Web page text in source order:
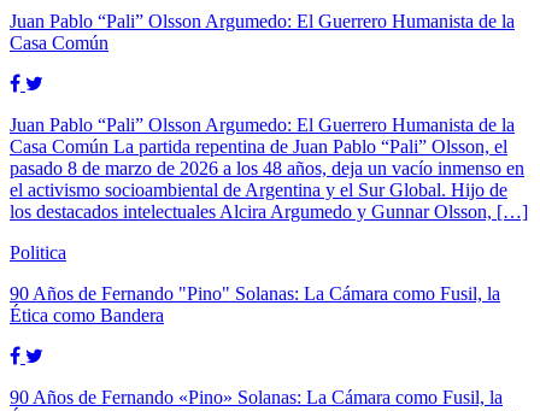
Juan Pablo “Pali” Olsson Argumedo: El Guerrero Humanista de la
Casa Común
Juan Pablo “Pali” Olsson Argumedo: El Guerrero Humanista de la
Casa Común La partida repentina de Juan Pablo “Pali” Olsson, el
pasado 8 de marzo de 2026 a los 48 años, deja un vacío inmenso en
el activismo socioambiental de Argentina y el Sur Global. Hijo de
los destacados intelectuales Alcira Argumedo y Gunnar Olsson, […]
Politica
90 Años de Fernando "Pino" Solanas: La Cámara como Fusil, la
Ética como Bandera
90 Años de Fernando «Pino» Solanas: La Cámara como Fusil, la